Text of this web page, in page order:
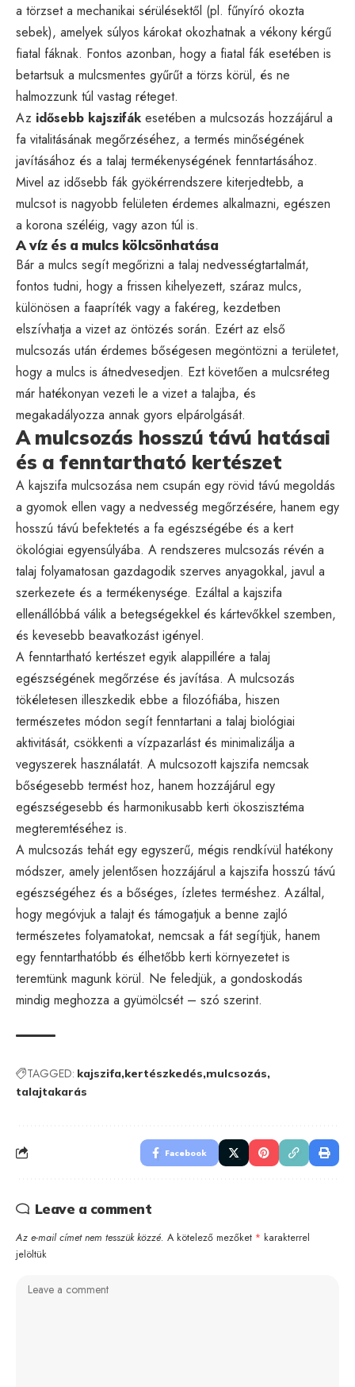
a törzset a mechanikai sérülésektől (pl. fűnyíró okozta
sebek), amelyek súlyos károkat okozhatnak a vékony kérgű
fiatal fáknak. Fontos azonban, hogy a fiatal fák esetében is
betartsuk a mulcsmentes gyűrűt a törzs körül, és ne
halmozzunk túl vastag réteget.
Az idősebb kajszifák esetében a mulcsozás hozzájárul a
fa vitalitásának megőrzéséhez, a termés minőségének
javításához és a talaj termékenységének fenntartásához.
Mivel az idősebb fák gyökérrendszere kiterjedtebb, a
mulcsot is nagyobb felületen érdemes alkalmazni, egészen
a korona széléig, vagy azon túl is.
A víz és a mulcs kölcsönhatása
Bár a mulcs segít megőrizni a talaj nedvességtartalmát,
fontos tudni, hogy a frissen kihelyezett, száraz mulcs,
különösen a faapríték vagy a fakéreg, kezdetben
elszívhatja a vizet az öntözés során. Ezért az első
mulcsozás után érdemes bőségesen megöntözni a területet,
hogy a mulcs is átnedvesedjen. Ezt követően a mulcsréteg
már hatékonyan vezeti le a vizet a talajba, és
megakadályozza annak gyors elpárolgását.
A mulcsozás hosszú távú hatásai
és a fenntartható kertészet
A kajszifa mulcsozása nem csupán egy rövid távú megoldás
a gyomok ellen vagy a nedvesség megőrzésére, hanem egy
hosszú távú befektetés a fa egészségébe és a kert
ökológiai egyensúlyába. A rendszeres mulcsozás révén a
talaj folyamatosan gazdagodik szerves anyagokkal, javul a
szerkezete és a termékenysége. Ezáltal a kajszifa
ellenállóbbá válik a betegségekkel és kártevőkkel szemben,
és kevesebb beavatkozást igényel.
A fenntartható kertészet egyik alappillére a talaj
egészségének megőrzése és javítása. A mulcsozás
tökéletesen illeszkedik ebbe a filozófiába, hiszen
természetes módon segít fenntartani a talaj biológiai
aktivitását, csökkenti a vízpazarlást és minimalizálja a
vegyszerek használatát. A mulcsozott kajszifa nemcsak
bőségesebb termést hoz, hanem hozzájárul egy
egészségesebb és harmonikusabb kerti ökoszisztéma
megteremtéséhez is.
A mulcsozás tehát egy egyszerű, mégis rendkívül hatékony
módszer, amely jelentősen hozzájárul a kajszifa hosszú távú
egészségéhez és a bőséges, ízletes terméshez. Azáltal,
hogy megóvjuk a talajt és támogatjuk a benne zajló
természetes folyamatokat, nemcsak a fát segítjük, hanem
egy fenntarthatóbb és élhetőbb kerti környezetet is
teremtünk magunk körül. Ne feledjük, a gondoskodás
mindig meghozza a gyümölcsét – szó szerint.
TAGGED: kajszifa kertészkedés mulcsozás
talajtakarás
Facebook
Leave a comment
Az e-mail címet nem tesszük közzé. A kötelező mezőket * karakterrel
jelöltük